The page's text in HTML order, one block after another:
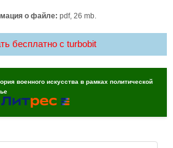
о файле: pdf, 26 mb.
бесплатно c turbobit
военного искусства в рамках политической